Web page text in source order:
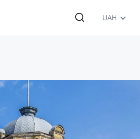
UAH